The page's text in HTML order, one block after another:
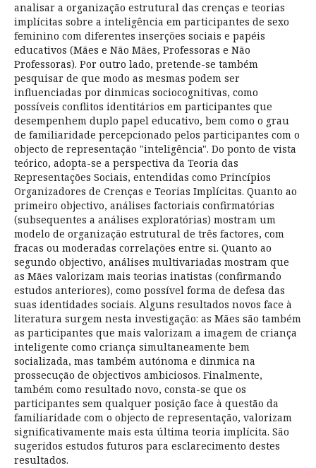
analisar a organização estrutural das crenças e teorias
implícitas sobre a inteligência em participantes de sexo
feminino com diferentes inserções sociais e papéis
educativos (Mães e Não Mães, Professoras e Não
Professoras). Por outro lado, pretende-se também
pesquisar de que modo as mesmas podem ser
influenciadas por dinmicas sociocognitivas, como
possíveis conflitos identitários em participantes que
desempenhem duplo papel educativo, bem como o grau
de familiaridade percepcionado pelos participantes com o
objecto de representação "inteligência". Do ponto de vista
teórico, adopta-se a perspectiva da Teoria das
Representações Sociais, entendidas como Princípios
Organizadores de Crenças e Teorias Implícitas. Quanto ao
primeiro objectivo, análises factoriais confirmatórias
(subsequentes a análises exploratórias) mostram um
modelo de organização estrutural de três factores, com
fracas ou moderadas correlações entre si. Quanto ao
segundo objectivo, análises multivariadas mostram que
as Mães valorizam mais teorias inatistas (confirmando
estudos anteriores), como possível forma de defesa das
suas identidades sociais. Alguns resultados novos face à
literatura surgem nesta investigação: as Mães são também
as participantes que mais valorizam a imagem de criança
inteligente como criança simultaneamente bem
socializada, mas também autónoma e dinmica na
prossecução de objectivos ambiciosos. Finalmente,
também como resultado novo, consta-se que os
participantes sem qualquer posição face à questão da
familiaridade com o objecto de representação, valorizam
significativamente mais esta última teoria implícita. São
sugeridos estudos futuros para esclarecimento destes
resultados.